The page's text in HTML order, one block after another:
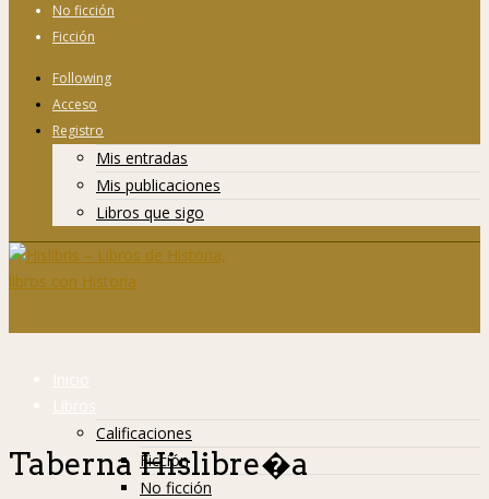
No ficción
Ficción
Following
Acceso
Registro
Mis entradas
Mis publicaciones
Libros que sigo
Inicio
Libros
Calificaciones
Ficción
No ficción
Taberna Hislibre�a